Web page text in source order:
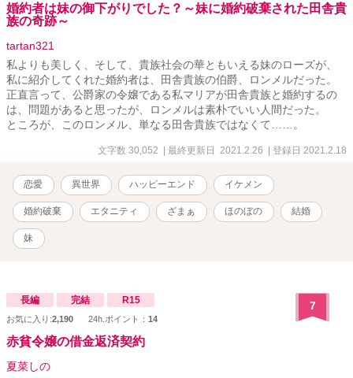
婚約者は妹の御下がりでした？～妹に婚約破棄された田舎貴
族の奇跡～
tartan321
私よりも美しく、そして、貴族社会の華ともいえる妹のローズが、
私に紹介してくれた婚約者は、田舎貴族の伯爵、ロンメルだった。
正直言って、公爵家の令嬢である私マリアが田舎貴族と婚約するの
は、問題があると思ったが、ロンメルは素朴でいい人間だった。
ところが、このロンメル、単なる田舎貴族ではなくて……。
文字数 30,052 | 最終更新日 2021.2.26 | 登録日 2021.2.18
恋愛 異世界 ハッピーエンド イケメン
婚約破棄 エタニティ ざまぁ ほのぼの 結婚
妹
長編 完結 R15
お気に入り:2,190 24h.ポイント： 14
7
赤貧令嬢の借金返済契約
夏菜しの